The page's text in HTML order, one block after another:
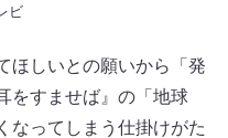
ビ
ほしいとの願いから「発
をすませば』の「地球
なってしまう仕掛けがた